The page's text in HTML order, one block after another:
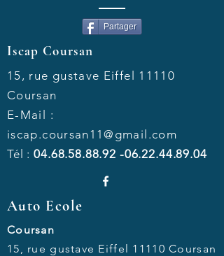
Partager
Iscap Coursan
15, rue gustave Eiffel 11110
Coursan
E-Mail :
iscap.coursan11@gmail.com
Tél :04.68.58.88.92 -06.22.44.89.04
Auto Ecole
Coursan
15, rue gustave Eiffel 11110 Coursan